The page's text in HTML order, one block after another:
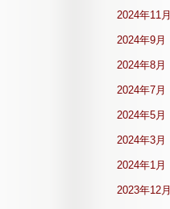
2024年11月
2024年9月
2024年8月
2024年7月
2024年5月
2024年3月
2024年1月
2023年12月